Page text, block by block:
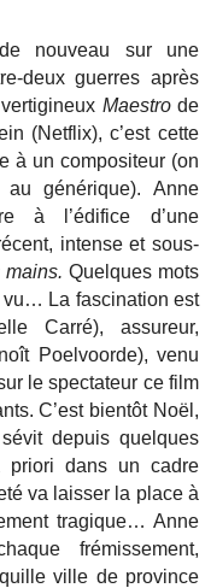
nouveau sur une
deux guerres après
Maestrode
(Netflix), c’est cette
à un compositeur (on
générique). Anne
à l’édifice d’une
intense et sous-
mains. Quelques mots
vu… La fascination est
Carré), assureur,
Poelvoorde), venu
le spectateur ce film
C’est bientôt Noël,
depuis quelques
priori dans un cadre
va laisser la place à
tragique… Anne
frémissement,
ville de province